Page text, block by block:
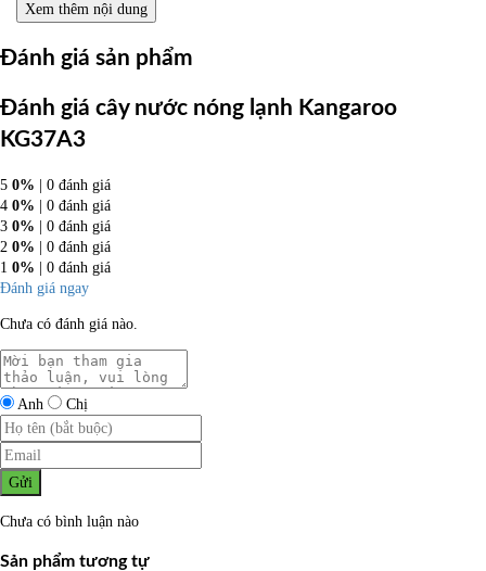
Xem thêm nội dung
Đánh giá sản phẩm
Đánh giá cây nước nóng lạnh Kangaroo
KG37A3
5 0% | 0 đánh giá
4 0% | 0 đánh giá
3 0% | 0 đánh giá
2 0% | 0 đánh giá
1 0% | 0 đánh giá
Đánh giá ngay
Chưa có đánh giá nào.
Anh Chị
Gửi
Chưa có bình luận nào
Sản phẩm tương tự